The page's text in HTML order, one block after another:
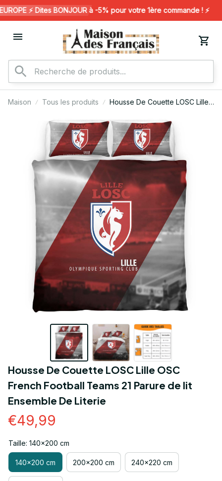
⚡️ Dites BONJOUR à -5% pour votre 1ère commande ! ⚡️
Maison Tous les produits
Housse De Couette LOSC Lille
Parure de lit Ensemble De
Literie
Housse De Couette LOSC Lille OSC
French Football Teams 21 Parure de lit
Ensemble De Literie
€49,99
Taille: 140x200 cm
140x200 cm 200x200 cm 240x220 cm